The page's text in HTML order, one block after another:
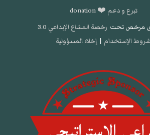
تبرع و دعم ❤️ donation
مرخص تحت رخصة المشاع الإبداعي 3.0
شروط الإستخدام | إخلاء المسؤولية